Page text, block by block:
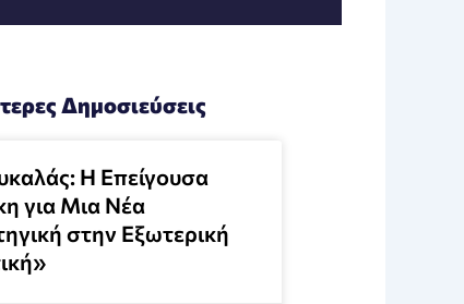
Δημοσιεύσεις
Η Επείγουσα
για Μια Νέα
στην Εξωτερική